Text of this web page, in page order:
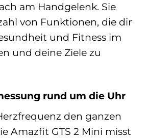
am Handgelenk. Sie
von Funktionen, die dir
und Fitness im
und deine Ziele zu
rund um die Uhr
den ganzen
Amazfit GTS 2 Mini misst